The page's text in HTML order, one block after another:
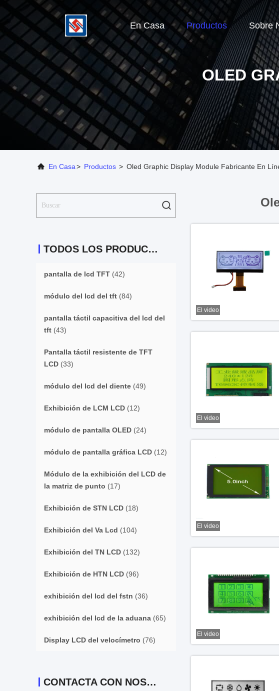
En Casa Productos Sobre
OLED
En Casa> Productos > Oled Graphic Display Module Fabricante En
TODOS LOS PRODUCTOS
pantalla de lcd TFT (42)
módulo del lcd del tft (84)
pantalla táctil capacitiva del lcd del
tft (43)
Pantalla táctil resistente de TFT
LCD (33)
módulo del lcd del diente (49)
Exhibición de LCM LCD (12)
módulo de pantalla OLED (24)
módulo de pantalla gráfica LCD (12)
Módulo de la exhibición del LCD de
la matriz de punto (17)
Exhibición de STN LCD (18)
Exhibición del Va Lcd (104)
Exhibición del TN LCD (132)
Exhibición de HTN LCD (96)
exhibición del lcd del fstn (36)
exhibición del lcd de la aduana (65)
Display LCD del velocímetro (76)
CONTACTA CON NOSOTROS
El video
El video
El video
El video